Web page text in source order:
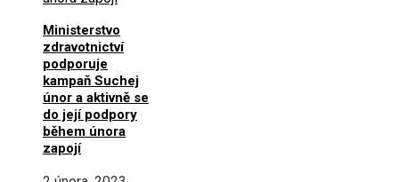
Ministerstvo
zdravotnictví
podporuje
kampaň Suchej
únor a aktivně se
do její podpory
během února
zapojí